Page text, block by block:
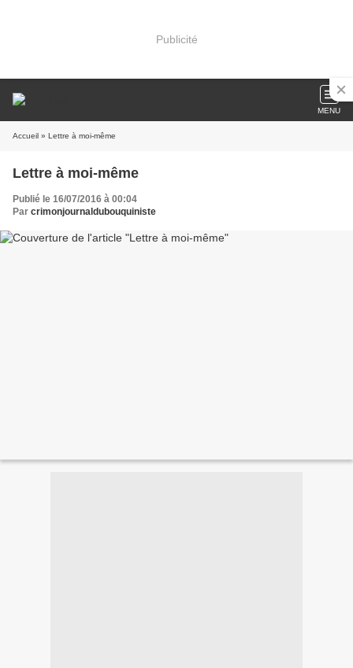
Publicité
MENU
Accueil » Lettre à moi-même
Lettre à moi-même
Publié le 16/07/2016 à 00:04
Par crimonjournaldubouquiniste